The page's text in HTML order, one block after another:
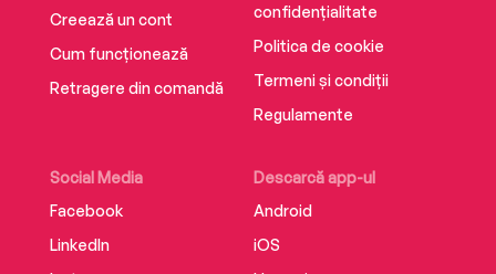
Creează un cont
Cum funcționează
Retragere din comandă
Social Media
Facebook
LinkedIn
Descarcă app-ul
Android
iOS
confidențialitate
Politica de cookie
Termeni și condiții
Regulamente